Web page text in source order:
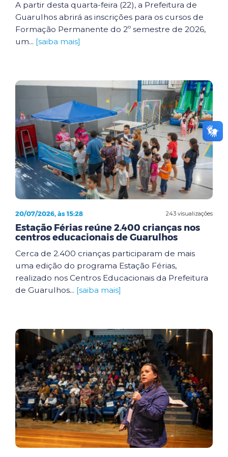
A partir desta quarta-feira (22), a Prefeitura de
Guarulhos abrirá as inscrições para os cursos de
Formação Permanente do 2º semestre de 2026,
um... [saiba mais]
243 visualizações
20/07/2026, às 15:28
Estação Férias reúne 2.400 crianças nos
centros educacionais de Guarulhos
Cerca de 2.400 crianças participaram de mais
uma edição do programa Estação Férias,
realizado nos Centros Educacionais da Prefeitura
de Guarulhos... [saiba mais]